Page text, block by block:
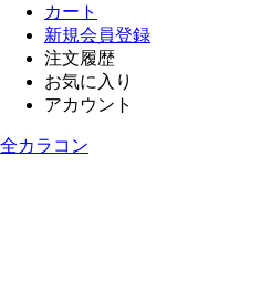
カート
新規会員登録
注文履歴
お気に入り
アカウント
全カラコン